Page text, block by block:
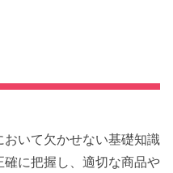
いて欠かせない基礎知識
に把握し、適切な商品や